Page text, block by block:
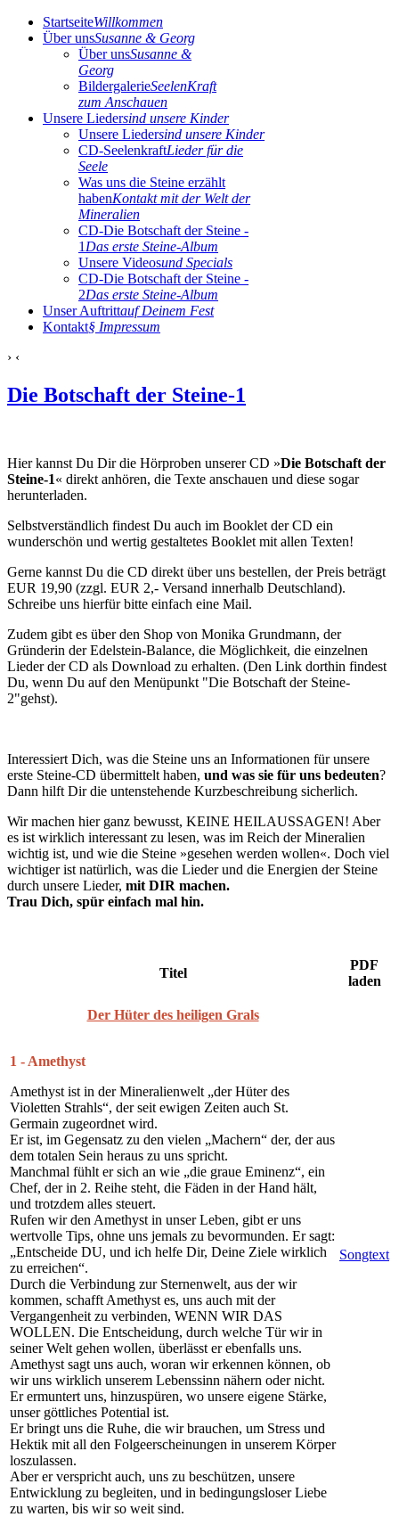
StartseiteWillkommen
Über unsSusanne & Georg
Über unsSusanne &
Georg
BildergalerieSeelenKraft
zum Anschauen
Unsere Liedersind unsere Kinder
Unsere Liedersind unsere Kinder
CD-SeelenkraftLieder für die
Seele
Was uns die Steine erzählt
habenKontakt mit der Welt der
Mineralien
CD-Die Botschaft der Steine -
1 Das erste Steine-Album
Unsere Videosund Specials
CD-Die Botschaft der Steine -
2Das erste Steine-Album
Unser Auftrittauf Deinem Fest
Kontakt§ Impressum
› ‹
Die Botschaft der Steine-1
Hier kannst Du Dir die Hörproben unserer CD »Die Botschaft der
Steine-1« direkt anhören, die Texte anschauen und diese sogar
herunterladen.
Selbstverständlich findest Du auch im Booklet der CD ein
wunderschön und wertig gestaltetes Booklet mit allen Texten!
Gerne kannst Du die CD direkt über uns bestellen, der Preis beträgt
EUR 19,90 (zzgl. EUR 2,- Versand innerhalb Deutschland).
Schreibe uns hierfür bitte einfach eine Mail.
Zudem gibt es über den Shop von Monika Grundmann, der
Gründerin der Edelstein-Balance, die Möglichkeit, die einzelnen
Lieder der CD als Download zu erhalten. (Den Link dorthin findest
Du, wenn Du auf den Menüpunkt "Die Botschaft der Steine-
2"gehst).
Interessiert Dich, was die Steine uns an Informationen für unsere
erste Steine-CD übermittelt haben, und was sie für uns bedeuten?
Dann hilft Dir die untenstehende Kurzbeschreibung sicherlich.
Wir machen hier ganz bewusst, KEINE HEILAUSSAGEN! Aber
es ist wirklich interessant zu lesen, was im Reich der Mineralien
wichtig ist, und wie die Steine »gesehen werden wollen«. Doch viel
wichtiger ist natürlich, was die Lieder und die Energien der Steine
durch unsere Lieder, mit DIR machen.
Trau Dich, spür einfach mal hin.
Titel
PDF
laden
Der Hüter des heiligen Grals
1 - Amethyst
Amethyst ist in der Mineralienwelt „der Hüter des
Violetten Strahls“, der seit ewigen Zeiten auch St.
Germain zugeordnet wird.
Er ist, im Gegensatz zu den vielen „Machern“ der, der aus
dem totalen Sein heraus zu uns spricht.
Manchmal fühlt er sich an wie „die graue Eminenz“, ein
Chef, der in 2. Reihe steht, die Fäden in der Hand hält,
und trotzdem alles steuert.
Rufen wir den Amethyst in unser Leben, gibt er uns
wertvolle Tips, ohne uns jemals zu bevormunden. Er sagt:
„Entscheide DU, und ich helfe Dir, Deine Ziele wirklich
zu erreichen“.
Durch die Verbindung zur Sternenwelt, aus der wir
kommen, schafft Amethyst es, uns auch mit der
Vergangenheit zu verbinden, WENN WIR DAS
WOLLEN. Die Entscheidung, durch welche Tür wir in
seiner Welt gehen wollen, überlässt er ebenfalls uns.
Amethyst sagt uns auch, woran wir erkennen können, ob
wir uns wirklich unserem Lebenssinn nähern oder nicht.
Er ermuntert uns, hinzuspüren, wo unsere eigene Stärke,
unser göttliches Potential ist.
Er bringt uns die Ruhe, die wir brauchen, um Stress und
Hektik mit all den Folgeerscheinungen in unserem Körper
loszulassen.
Aber er verspricht auch, uns zu beschützen, unsere
Entwicklung zu begleiten, und in bedingungsloser Liebe
zu warten, bis wir so weit sind.
Songtext